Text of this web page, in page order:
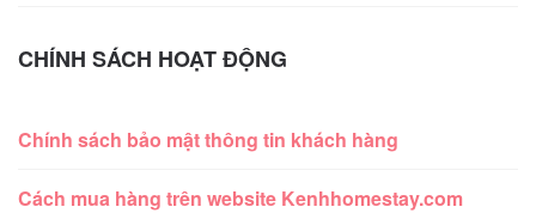
CHÍNH SÁCH HOẠT ĐỘNG
Chính sách bảo mật thông tin khách hàng
Cách mua hàng trên website Kenhhomestay.com